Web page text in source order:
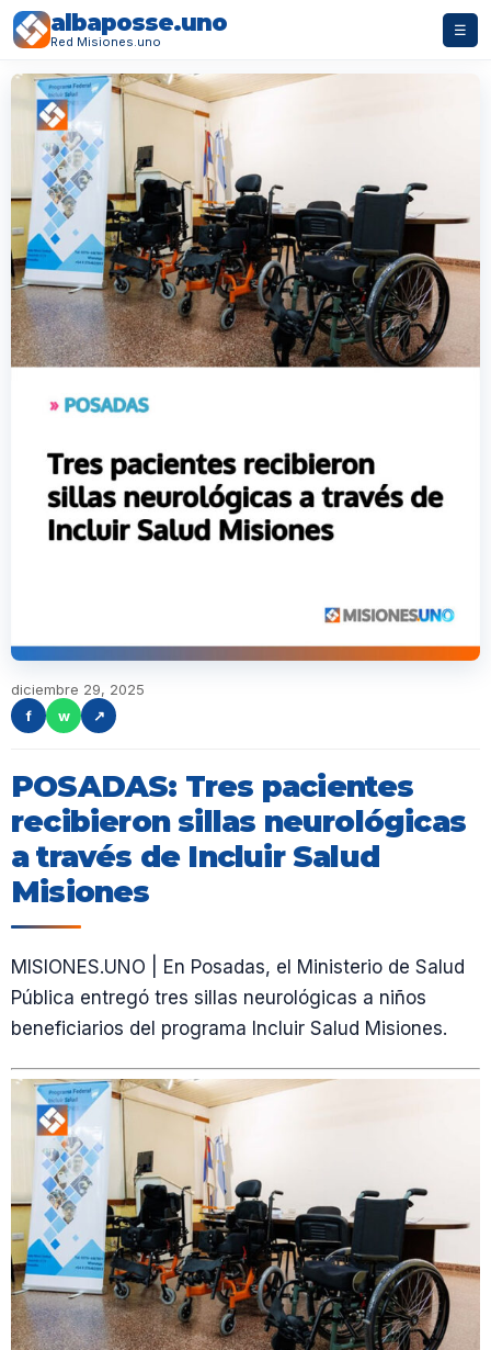
albaposse.uno
Red Misiones.uno
☰
diciembre 29, 2025
f
w ↗
POSADAS: Tres pacientes
recibieron sillas neurológicas
a través de Incluir Salud
Misiones
MISIONES.UNO | En Posadas, el Ministerio de Salud
Pública entregó tres sillas neurológicas a niños
beneficiarios del programa Incluir Salud Misiones.